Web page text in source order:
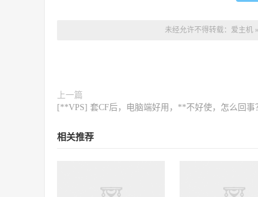
未经允许不得转载： 爱主机 »
上一篇
[**VPS] 套CF后，电脑端好用，**不好使，怎么回事
相关推荐